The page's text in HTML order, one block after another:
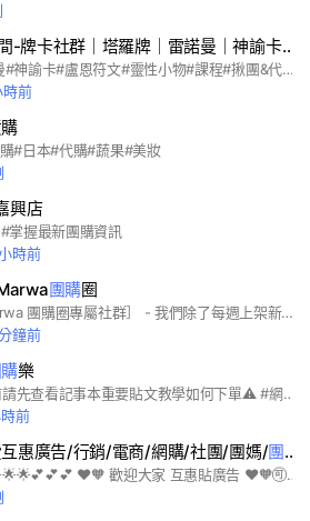
🌹510塔羅空間-牌卡社群｜塔羅牌｜雷諾曼｜神諭卡｜各式牌卡
#塔羅牌#雷諾曼#神諭卡#盧恩符文#靈性小物#課程#揪團&代購 🌹歡迎加入510一起團購牌卡、分享交流～預跟團預購、邀請牌卡，請遵守社群規則🙏🏼
時前
#日本#代購#蔬果#美妝
興店
掌握最新團購資訊
時前
團購圈
歡迎加入 ［Marwa 團購圈專屬社群］ - 我們除了每週上架新品外 還有 🧸隨機抽獎 🧸社群專屬優惠價 - #服飾 #美妝 #藥妝 #婦嬰 #親子 #玩具 #流行 #零食 #日本 #韓國 #台灣 #團購 #代購
鐘前
樂
留言下單購物前請先查看記事本重要貼文教學如何下單⚠️ #網路美食團購#生活百貨#3C用品#清潔用品#服飾衣帽鞋類#美妝保養品#生鮮冷凍食品#各國地區美食代購#人氣甜點美食#網路人氣夯品 #蘆洲區#五股區#三重區#文山區#泰山區#新莊區#樹林區桃園區#三峽區#板橋區#林口區#內壢區#中和區#新店區#楊梅區#汐止區#土城區#內湖區
前
惠廣告/行銷/電商/網購/社團/團媽/團購
🔥🔥🔥🎯🎯🎯🌟🌟🌟💕💕💕 ❤🧡 歡迎大家 互惠貼廣告 ❤🧡🉑️#免費刊登#廣告#互惠#賺錢#找工作#招代理#0元創業#商機#批發#買賣#會員經濟#團媽#網路#行銷#電商#網購#分享#微商#平台#直播#抖音#tiktok#柚子威多#線上#推廣#組織#團體#社團 ❌嚴禁色情/詐騙/謾罵/藥品/違反法規之行為